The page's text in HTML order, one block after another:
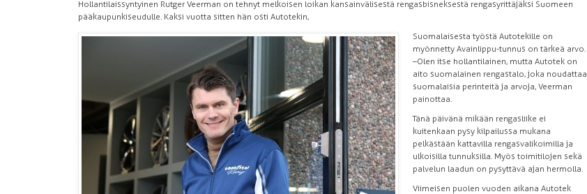
Hollantilaissyntyinen Rutger Veerman on tehnyt melkoisen loikan kansainvälisestä rengasbisneksestä rengasyrittäjäksi Suomeen
pääkaupunkiseudulle. Kaksi vuotta sitten hän osti Autotekin,
Suomalaisesta työstä Autotekille on
myönnetty Avainlippu-tunnus on tärkeä arvo.
–Olen itse hollantilainen, mutta Autotek on
aito suomalainen rengastalo, joka noudattaa
suomalaisia perinteitä ja arvoja, Veerman
painottaa.
Tänä päivänä mikään rengasliike ei
kuitenkaan pysy kilpailussa mukana
pelkästään kattavilla rengasvalikoimilla ja
ulkoisilla tunnuksilla. Myös toimitilojen sekä
palvelun laadun on pysyttävä ajan hermolla.
Viimeisen puolen vuoden aikana Autotek